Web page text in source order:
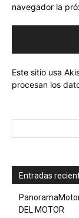
navegador la
Este sitio usa
procesan los
Entradas
PanoramaMotor
DEL MOTOR